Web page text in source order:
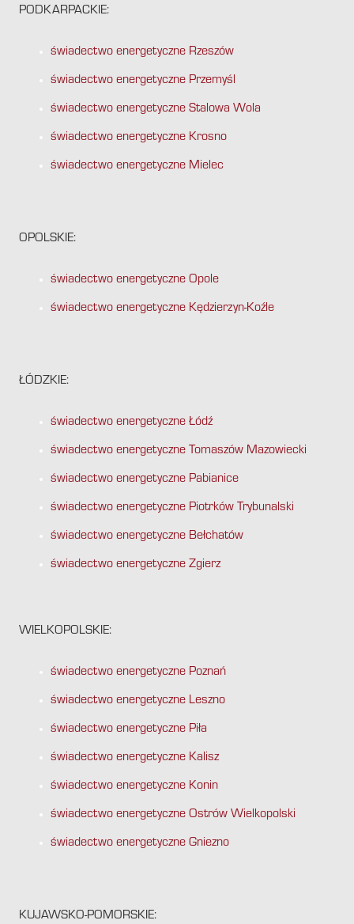
PODKARPACKIE:
świadectwo energetyczne Rzeszów
świadectwo energetyczne Przemyśl
świadectwo energetyczne Stalowa Wola
świadectwo energetyczne Krosno
świadectwo energetyczne Mielec
OPOLSKIE:
świadectwo energetyczne Opole
świadectwo energetyczne Kędzierzyn-Koźle
ŁÓDZKIE:
świadectwo energetyczne Łódź
świadectwo energetyczne Tomaszów Mazowiecki
świadectwo energetyczne Pabianice
świadectwo energetyczne Piotrków Trybunalski
świadectwo energetyczne Bełchatów
świadectwo energetyczne Zgierz
WIELKOPOLSKIE:
świadectwo energetyczne Poznań
świadectwo energetyczne Leszno
świadectwo energetyczne Piła
świadectwo energetyczne Kalisz
świadectwo energetyczne Konin
świadectwo energetyczne Ostrów Wielkopolski
świadectwo energetyczne Gniezno
KUJAWSKO-POMORSKIE: